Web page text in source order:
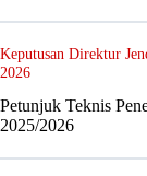
Keputusan Direktur
2026
Petunjuk Teknis
2025/2026